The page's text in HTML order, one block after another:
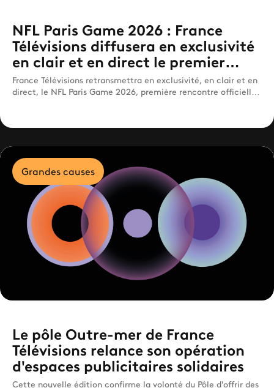
NFL Paris Game 2026 : France
Télévisions diffusera en exclusivité
en clair et en direct le premier
match officiel de NFL en France
France Télévisions retransmettra en exclusivité, en clair et en
direct, le NFL Paris Game 2026, première rencontre officielle
Grandes causes
Le pôle Outre-mer de France
Télévisions relance son opération
d'espaces publicitaires solidaires
Cette nouvelle édition confirme la volonté du Pôle d'offrir des